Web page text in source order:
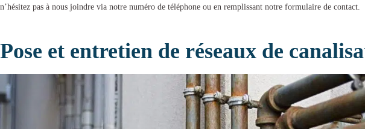
n’hésitez pas à nous joindre via notre numéro de téléphone ou en remplissant notre formulaire de contact.
Pose et entretien de réseaux de